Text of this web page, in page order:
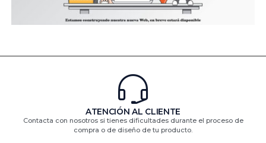
ATENCIÓN AL CLIENTE
Contacta con nosotros si tienes dificultades durante el proceso de
compra o de diseño de tu producto.